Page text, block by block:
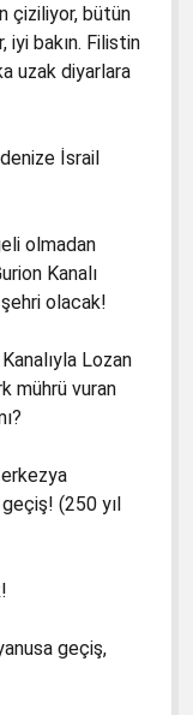
çiziliyor, bütün
iyi bakın. Filistin
uzak diyarlara
İsrail
olmadan
Kanalı
olacak!
Lozan
mührü vuran
(250 yıl
geçiş,